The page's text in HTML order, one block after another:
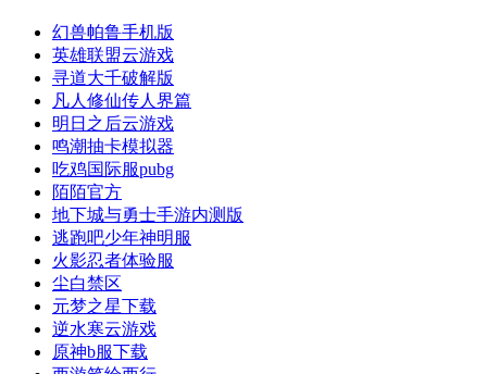
幻兽帕鲁手机版
英雄联盟云游戏
寻道大千破解版
凡人修仙传人界篇
明日之后云游戏
鸣潮抽卡模拟器
吃鸡国际服pubg
陌陌官方
地下城与勇士手游内测版
逃跑吧少年神明服
火影忍者体验服
尘白禁区
元梦之星下载
逆水寒云游戏
原神b服下载